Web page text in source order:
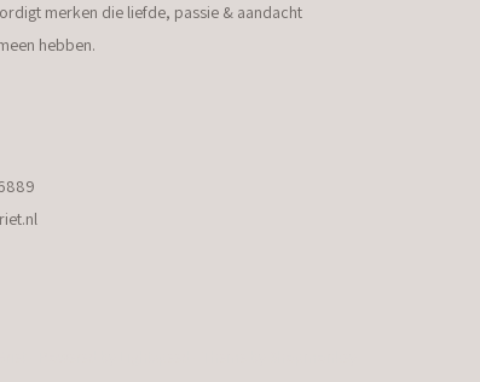
merken die liefde, passie & aandacht
hebben.